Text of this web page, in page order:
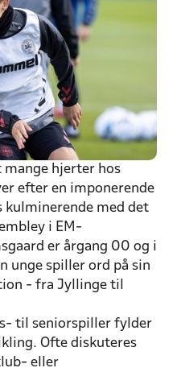
mange hjerter hos
efter en imponerende
kulminerende med det
i EM-
er årgang 00 og i
unge spiller ord på sin
- fra Jyllinge til
til seniorspiller fylder
Ofte diskuteres
eller